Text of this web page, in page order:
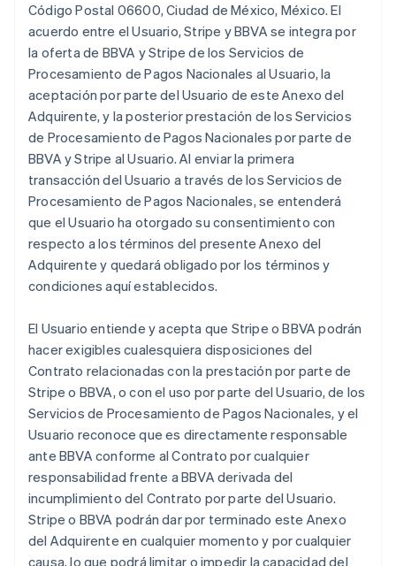
Código Postal 06600, Ciudad de México, México. El
acuerdo entre el Usuario, Stripe y BBVA se integra por
la oferta de BBVA y Stripe de los Servicios de
Procesamiento de Pagos Nacionales al Usuario, la
aceptación por parte del Usuario de este Anexo del
Adquirente, y la posterior prestación de los Servicios
de Procesamiento de Pagos Nacionales por parte de
BBVA y Stripe al Usuario. Al enviar la primera
transacción del Usuario a través de los Servicios de
Procesamiento de Pagos Nacionales, se entenderá
que el Usuario ha otorgado su consentimiento con
respecto a los términos del presente Anexo del
Adquirente y quedará obligado por los términos y
condiciones aquí establecidos.
El Usuario entiende y acepta que Stripe o BBVA podrán
hacer exigibles cualesquiera disposiciones del
Contrato relacionadas con la prestación por parte de
Stripe o BBVA, o con el uso por parte del Usuario, de los
Servicios de Procesamiento de Pagos Nacionales, y el
Usuario reconoce que es directamente responsable
ante BBVA conforme al Contrato por cualquier
responsabilidad frente a BBVA derivada del
incumplimiento del Contrato por parte del Usuario.
Stripe o BBVA podrán dar por terminado este Anexo
del Adquirente en cualquier momento y por cualquier
causa, lo que podrá limitar o impedir la capacidad del